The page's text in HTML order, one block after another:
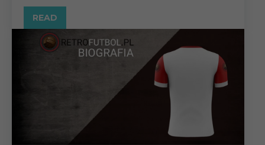
READ